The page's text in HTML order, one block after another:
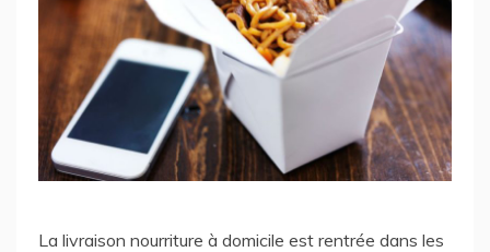
La livraison nourriture à domicile est rentrée dans les